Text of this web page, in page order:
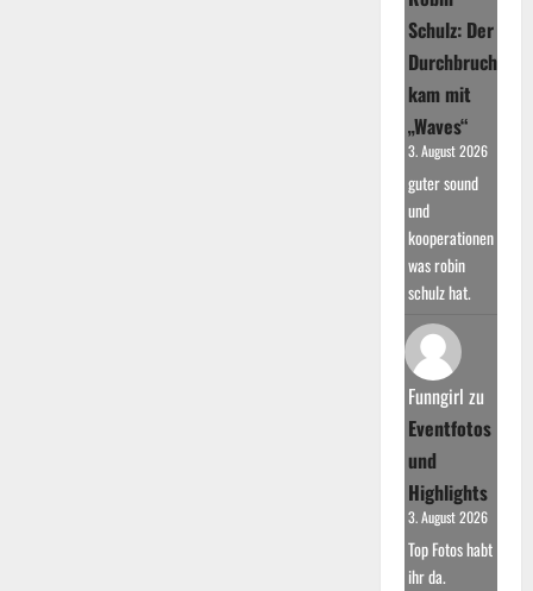
Schulz: Der
Durchbruch
kam mit
„Waves“
3. August 2026
guter sound
und
kooperationen
was robin
schulz hat.
Funngirl zu
Eventfotos
und
Highlights
3. August 2026
Top Fotos habt
ihr da.